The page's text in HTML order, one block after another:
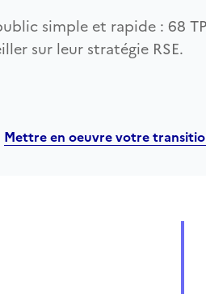
simple et rapide : 68
sur leur stratégie RSE.
Mettre en oeuvre votre